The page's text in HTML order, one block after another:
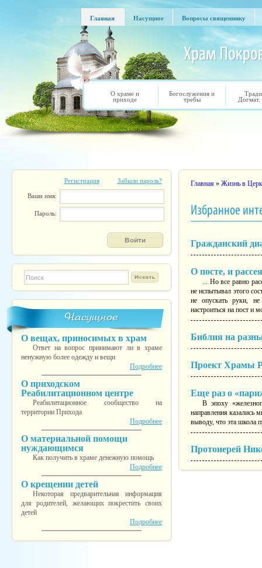
Главная
Главная
Насущное Вопросы священнику
Вопросы священнику
О храме и
приходе
Богослужения и
требы
Регистрация Забыли пароль?
Ваши имя:
Пароль:
Форма поиска
TESTINS
Насущное
О вещах, приносимых в храм
Ответ на вопрос принимают ли в храме
ненужную более одежду и вещи
Подробнее
О приходском
Реабилитационном центре
Реабилитационное сообщество на
территории Прихода
Подробнее
О материальной помощи
нуждающимся
Как получить в храме денежную помощь
Подробнее
О крещении детей
Некоторая предварительная информация
для родителей, желающих покрестить своих
детей
Подробнее
Вы здесь
Главная » Жизнь в
Избранное
Гражданский
О посте, и
... Но все равно
не испытывал этого
не опускать руки, не
настроиться на пост и
Библия на
Проект Храмы
Еще раз о
В эпоху
направления казались
выводу, что эта школа
Протоиерей